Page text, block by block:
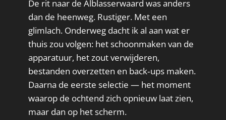
De rit naar de Alblasserwaard was anders
dan de heenweg. Rustiger. Met een
glimlach. Onderweg dacht ik al aan wat er
thuis zou volgen: het schoonmaken van de
apparatuur, het zout verwijderen,
bestanden overzetten en back‑ups maken.
Daarna de eerste selectie — het moment
waarop de ochtend zich opnieuw laat zien,
maar dan op het scherm.